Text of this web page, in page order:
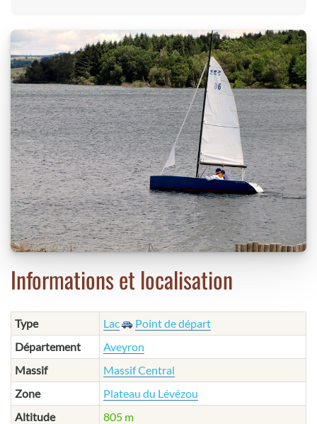
Informations et localisation
Type Lac
Point de départ
Département
Aveyron
Massif
Massif Central
Zone
Plateau du Lévézou
Altitude
805 m